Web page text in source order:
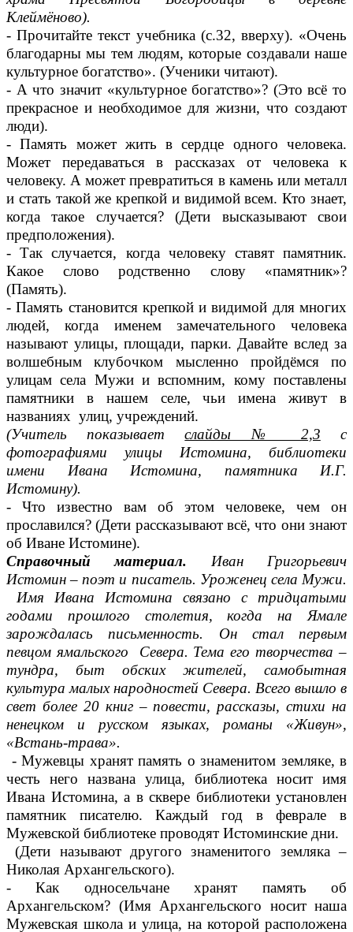
Клеймёново).
- Прочитайте текст учебника (с.32, вверху). «Очень
благодарны мы тем людям, которые создавали наше
культурное богатство». (Ученики читают).
- А что значит «культурное богатство»? (Это всё то
прекрасное и необходимое для жизни, что создают
люди).
- Память может жить в сердце одного человека.
Может передаваться в рассказах от человека к
человеку. А может превратиться в камень или металл
и стать такой же крепкой и видимой всем. Кто знает,
когда такое случается? (Дети высказывают свои
предположения).
- Так случается, когда человеку ставят памятник.
Какое слово родственно слову «памятник»?
(Память).
- Память становится крепкой и видимой для многих
людей, когда именем замечательного человека
называют улицы, площади, парки. Давайте вслед за
волшебным клубочком мысленно пройдёмся по
улицам села Мужи и вспомним, кому поставлены
памятники в нашем селе, чьи имена живут в
названиях улиц, учреждений.
(Учитель показываетслайды № 2,3 с
фотографиями улицы Истомина, библиотеки
имени Ивана Истомина, памятника И.Г.
Истомину).
- Что известно вам об этом человеке, чем он
прославился? (Дети рассказывают всё, что они знают
об Иване Истомине).
Справочный материал. Иван Григорьевич
Истомин – поэт и писатель. Уроженец села Мужи.
Имя Ивана Истомина связано с тридцатыми
годами прошлого столетия, когда на Ямале
зарождалась письменность. Он стал первым
певцом ямальского Севера. Тема его творчества –
тундра, быт обских жителей, самобытная
культура малых народностей Севера. Всего вышло в
свет более 20 книг – повести, рассказы, стихи на
ненецком и русском языках, романы «Живун»,
«Встань-трава».
- Мужевцы хранят память о знаменитом земляке, в
честь него названа улица, библиотека носит имя
Ивана Истомина, а в сквере библиотеки установлен
памятник писателю. Каждый год в феврале в
Мужевской библиотеке проводят Истоминские дни.
(Дети называют другого знаменитого земляка –
Николая Архангельского).
- Как односельчане хранят память об
Архангельском? (Имя Архангельского носит наша
Мужевская школа и улица, на которой расположена